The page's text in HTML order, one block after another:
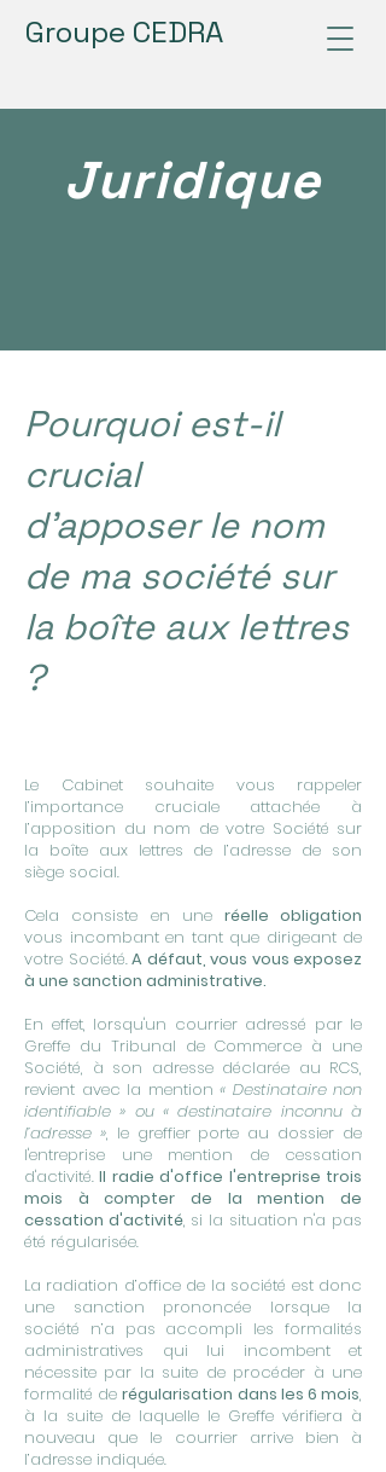
Groupe CEDRA
Juridique
Pourquoi est-il
crucial
d'apposerle nom
de ma société sur
la boîte aux lettres
?
Le Cabinet souhaite vous rappeler
l’importance cruciale attachée à
l’apposition du nom de votre Société sur
la boîte aux lettres de l’adresse de son
siège social.
Cela consiste en une réelle obligation
vous incombant en tant que dirigeant de
votre Société.A défaut, vous vous exposez
à une sanction administrative.
En effet, lorsqu'un courrier adressé par le
Greffe du Tribunal de Commerce à une
Société, à son adresse déclarée au RCS,
revient avec la mention « Destinataire non
identifiable » ou « destinataire inconnu à
l’adresse », le greffier porte au dossier de
l'entreprise une mention de cessation
d'activité. Il radie d'office l'entreprise trois
mois à compter de la mention de
cessation d'activité, si la situation n'a pas
été régularisée.
La radiation d’office de la société est donc
une sanction prononcée lorsque la
société n’a pas accompli les formalités
administratives qui lui incombent et
nécessite par la suite de procéder à une
formalité derégularisation dans les 6 mois,
à la suite de laquelle le Greffe vérifiera à
nouveau que le courrier arrive bien à
l’adresse indiquée.